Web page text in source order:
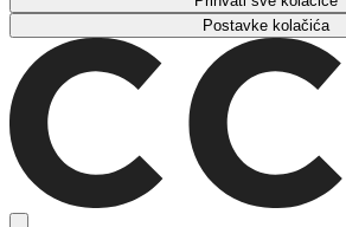
Postavke kolačića